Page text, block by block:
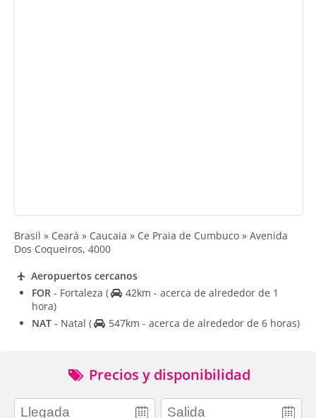
Brasil » Ceará » Caucaia » Ce Praia de Cumbuco » Avenida
Dos Coqueiros, 4000
Aeropuertos cercanos
FOR - Fortaleza (
42km - acerca de alrededor de 1
hora)
NAT - Natal ( 547km - acerca de alrededor de 6 horas)
Precios y disponibilidad